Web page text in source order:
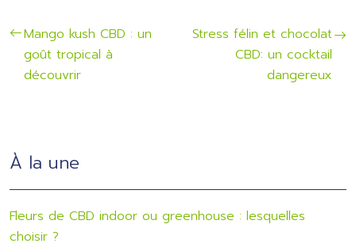
Mango kush CBD : un
goût tropical à
découvrir
Stress félin et chocolat
CBD: un cocktail
dangereux
À la une
Fleurs de CBD indoor ou greenhouse : lesquelles
choisir ?